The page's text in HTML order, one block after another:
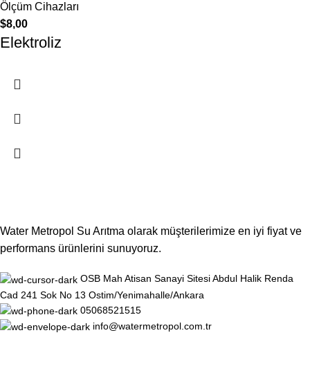
Ölçüm Cihazları
$8,00
Elektroliz
Water Metropol Su Arıtma olarak müşterilerimize en iyi fiyat ve
performans ürünlerini sunuyoruz.
OSB Mah Atisan Sanayi Sitesi Abdul Halik Renda
Cad 241 Sok No 13 Ostim/Yenimahalle/Ankara
05068521515
info@watermetropol.com.tr